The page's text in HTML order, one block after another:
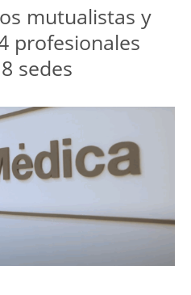
mutualistas y
profesionales
sedes